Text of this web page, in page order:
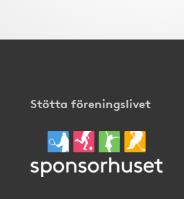
Stötta föreningslivet